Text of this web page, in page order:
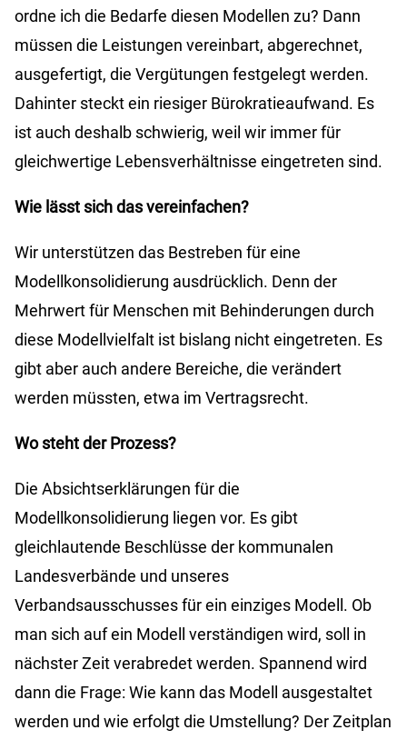
ordne ich die Bedarfe diesen Modellen zu? Dann
müssen die Leistungen vereinbart, abgerechnet,
ausgefertigt, die Vergütungen festgelegt werden.
Dahinter steckt ein riesiger Bürokratieaufwand. Es
ist auch deshalb schwierig, weil wir immer für
gleichwertige Lebensverhältnisse eingetreten sind.
Wie lässt sich das vereinfachen?
Wir unterstützen das Bestreben für eine
Modellkonsolidierung ausdrücklich. Denn der
Mehrwert für Menschen mit Behinderungen durch
diese Modellvielfalt ist bislang nicht eingetreten. Es
gibt aber auch andere Bereiche, die verändert
werden müssten, etwa im Vertragsrecht.
Wo steht der Prozess?
Die Absichtserklärungen für die
Modellkonsolidierung liegen vor. Es gibt
gleichlautende Beschlüsse der kommunalen
Landesverbände und unseres
Verbandsausschusses für ein einziges Modell. Ob
man sich auf ein Modell verständigen wird, soll in
nächster Zeit verabredet werden. Spannend wird
dann die Frage: Wie kann das Modell ausgestaltet
werden und wie erfolgt die Umstellung? Der Zeitplan